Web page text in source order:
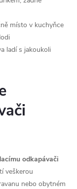
místo v kuchyňce
ladí s jakoukoli
odkapávači
veškerou
nebo obytném